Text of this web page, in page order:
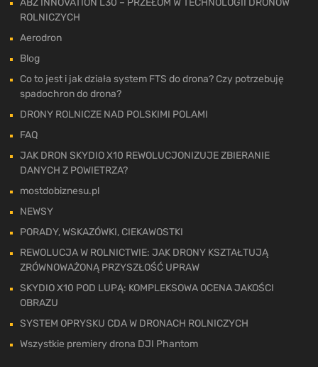
ROLNICZYCH
Aerodron
Blog
Co to jest i jak działa system FTS do drona? Czy potrzebuję
spadochron do drona?
DRONY ROLNICZE NAD POLSKIMI POLAMI
FAQ
JAK DRON SKYDIO X10 REWOLUCJONIZUJE ZBIERANIE
DANYCH Z POWIETRZA?
mostdobiznesu.pl
NEWSY
PORADY, WSKAZÓWKI, CIEKAWOSTKI
REWOLUCJA W ROLNICTWIE: JAK DRONY KSZTAŁTUJĄ
ZRÓWNOWAŻONĄ PRZYSZŁOŚĆ UPRAW
SKYDIO X10 POD LUPĄ: KOMPLEKSOWA OCENA JAKOŚCI
OBRAZU
SYSTEM OPRYSKU CDA W DRONACH ROLNICZYCH
Wszystkie premiery drona DJI Phantom